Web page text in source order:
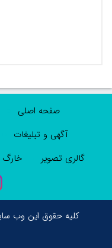
صفحه اصلی
آگهی و تبلیغات
گالری تصویر
کلیه حقوق این وب